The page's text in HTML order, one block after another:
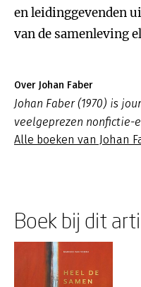
en leidinggevenden
van de samenleving
Over Johan Faber
Johan Faber (1970) is
veelgeprezen nonfictie-
Alle boeken van Johan
Boek bij dit